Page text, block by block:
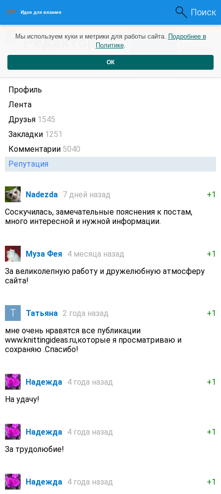
Идеи для вязания Поиск
Редактор2 месяца 1070490 +27
Профиль
Лента
Друзья 1545
Закладки 1251
Комментарии 5040
Репутация
Nadezda 7 дней назад
+1
Соскучилась, замечательные пояснения к постам,
много интересной и нужной информации.
Муза Фея 4 месяца назад
+1
За великолепную работу и дружелюбную атмосферу
сайта!
Татьяна 2 года назад
+1
мне очень нравятся все публикации
www.knittingideas.ru,которые я просматриваю и
сохраняю .Спасибо!
Надежда 4 года назад
+1
На удачу!
Надежда 4 года назад
+1
За трудолюбие!
Надежда 4 года назад
+1
Мы используем куки и метрики для работы сайта. Подробнее в
Политике.
ОК